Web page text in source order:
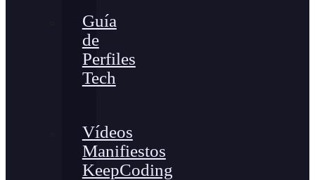
Guía
de
Perfiles
Tech
Vídeos
Manifiestos
KeepCoding